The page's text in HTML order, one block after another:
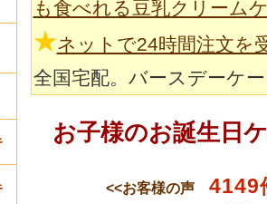
も食べれる豆乳クリーム
★ネットで24時間注文を
全国宅配。バースデーケ
お子様のお誕生日
<<お客様の声 4149